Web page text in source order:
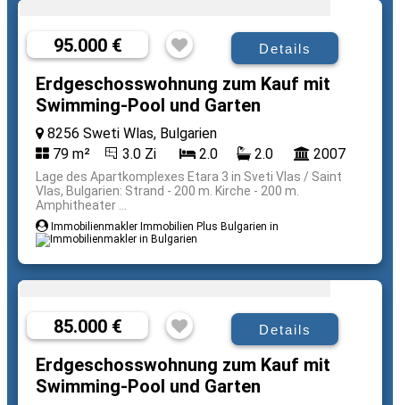
95.000 € Details
Erdgeschosswohnung zum Kauf mit
Swimming-Pool und Garten
8256 Sweti Wlas, Bulgarien
79 m²
3.0 Zi 2.0 2.0 2007
Lage des Apartkomplexes Etara 3 in Sveti Vlas / Saint
Vlas, Bulgarien: Strand - 200 m. Kirche - 200 m.
Amphitheater ...
Immobilienmakler Immobilien Plus Bulgarien in
85.000 € Details
Erdgeschosswohnung zum Kauf mit
Swimming-Pool und Garten